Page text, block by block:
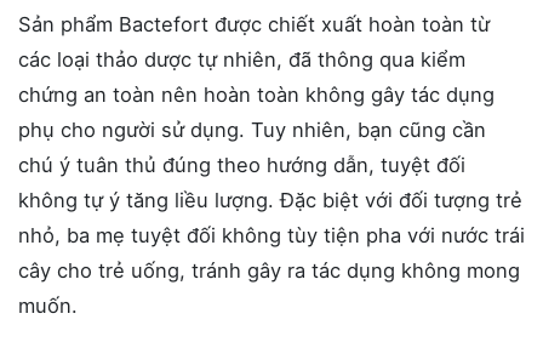
Sản phẩm Bactefort được chiết xuất hoàn toàn từ
các loại thảo dược tự nhiên, đã thông qua kiểm
chứng an toàn nên hoàn toàn không gây tác dụng
phụ cho người sử dụng. Tuy nhiên, bạn cũng cần
chú ý tuân thủ đúng theo hướng dẫn, tuyệt đối
không tự ý tăng liều lượng. Đặc biệt với đối tượng trẻ
nhỏ, ba mẹ tuyệt đối không tùy tiện pha với nước trái
cây cho trẻ uống, tránh gây ra tác dụng không mong
muốn.